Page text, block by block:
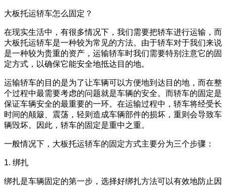
大板托运轿车怎么固定？
在现实生活中，有很多情况下，我们需要把轿车进行运输，而
大板托运轿车是一种较为常见的方法。由于轿车对于我们来说
是一种较为贵重的资产，运输轿车时我们需要特别注意它的固
定方式，以确保它能安全地抵达目的地。
运输轿车的目的是为了让车辆可以方便地到达目的地，而在整
个过程中最需要考虑的问题就是车辆的安全。而轿车的固定是
保证车辆安全的最重要的一环。在运输过程中，轿车将经受长
时间的颠簸、震荡，轻则造成车辆部件的损坏，重则会导致车
辆毁坏。因此，轿车的固定是重中之重。
一般情况下，大板托运轿车的固定方式主要分为三个步骤：
1. 绑扎
绑扎是车辆固定的第一步，选择好绑扎方法可以有效地防止因